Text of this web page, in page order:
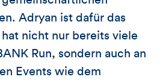
Adryan ist dafür das
nicht nur bereits viele
Run, sondern auch an
Events wie dem